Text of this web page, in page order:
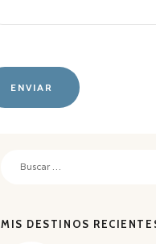
MIS DESTINOS